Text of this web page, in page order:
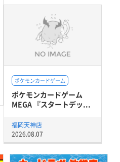
ポケモンカードゲーム
ポケモンカードゲーム
MEGA 『スタートデッ...
福岡天神店
2026.08.07